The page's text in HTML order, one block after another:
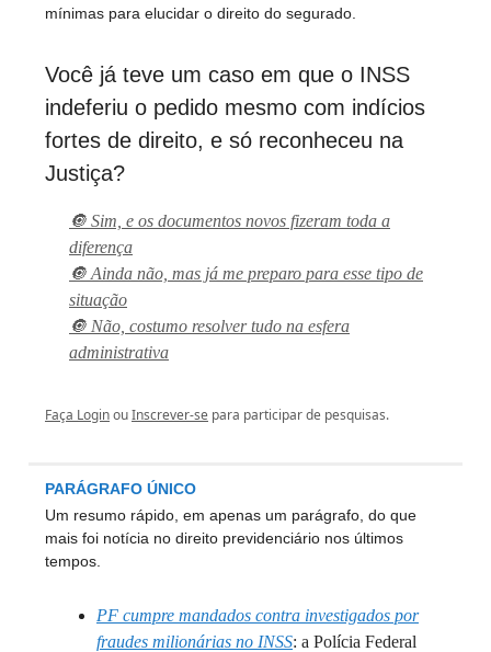
mínimas para elucidar o direito do segurado.
Você já teve um caso em que o INSS
indeferiu o pedido mesmo com indícios
fortes de direito, e só reconheceu na
Justiça?
🔘 Sim, e os documentos novos fizeram toda a
diferença
🔘 Ainda não, mas já me preparo para esse tipo de
situação
🔘 Não, costumo resolver tudo na esfera
administrativa
Faça LoginouInscrever-se para participar de pesquisas.
PARÁGRAFO ÚNICO
Um resumo rápido, em apenas um parágrafo, do que
mais foi notícia no direito previdenciário nos últimos
tempos.
PF cumpre mandados contra investigados por
fraudes milionárias no INSS: a Polícia Federal